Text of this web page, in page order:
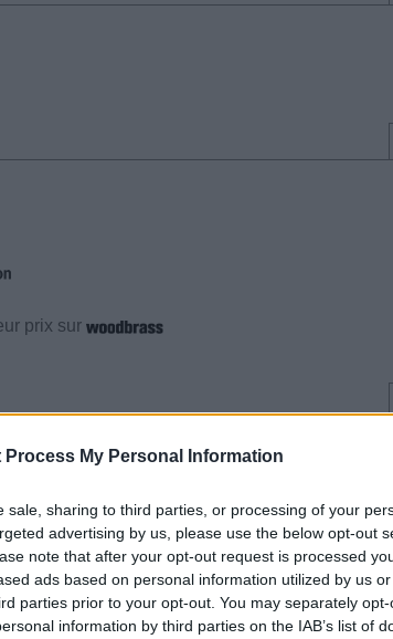
Process My Personal Information
sale, sharing to third parties, or processing of your
advertising by us, please use the below opt-out
note that after your opt-out request is processed
ads based on personal information utilized by us
parties prior to your opt-out. You may separately
information by third parties on the IAB’s list of
prix sur
Corriger une erreur